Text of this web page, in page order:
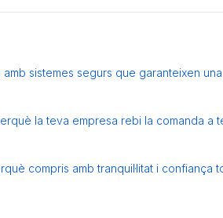
sistemes segurs que garanteixen
la teva empresa rebi la comanda a
compris amb tranquil·litat i confiança